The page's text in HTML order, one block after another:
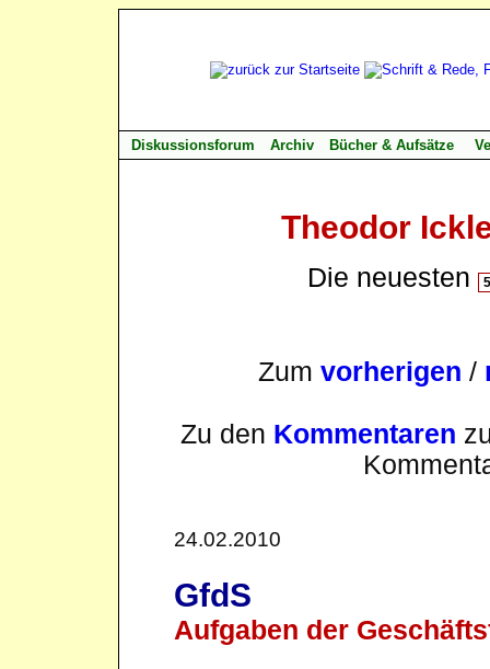
Diskussionsforum Archiv Bücher & Aufsätze
Theodor
Die neuesten
Zum vorherigen /
Zu den Kommentaren
24.02.2010
GfdS
Aufgaben der